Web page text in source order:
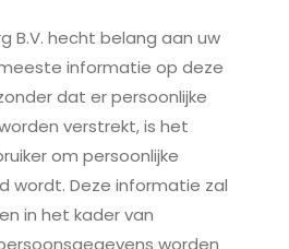
B.V. hecht belang aan uw
informatie op deze
dat er persoonlijke
verstrekt, is het
om persoonlijke
wordt. Deze informatie zal
in het kader van